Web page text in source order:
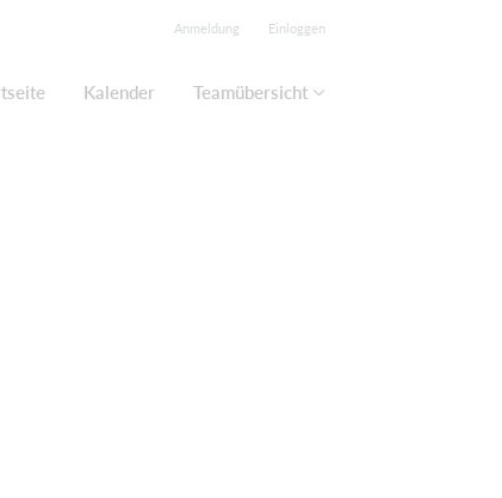
Anmeldung Einloggen
Kalender Teamübersicht